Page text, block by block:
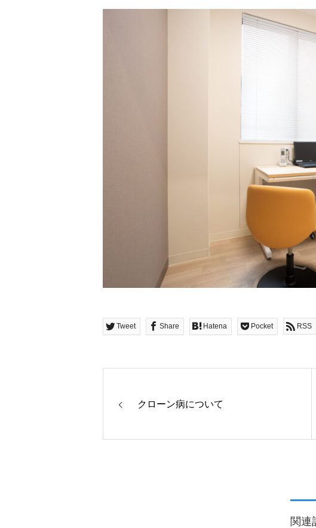
Tweet Share Hatena Pocket RSS
クローン病について
関連